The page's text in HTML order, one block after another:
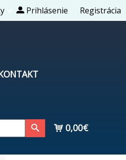
Prihlásenie Registrácia
0,00€